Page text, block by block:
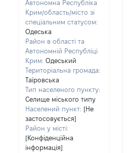
Автономна Республіка
Крим/область/місто зі
спеціальним статусом:
Одеська
Район в області та
Автономній Республіці
Крим: Одеський
Територіальна громада:
Таїровська
Тип населеного пункту:
Селище міського типу
Населений пункт: [Не
застосовується]
Район у місті:
[Конфіденційна
інформація]